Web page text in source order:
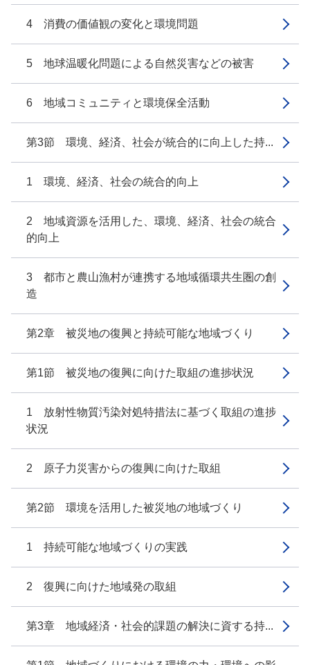
4 消費の価値観の変化と環境問題
5 地球温暖化問題による自然災害などの被害
6 地域コミュニティと環境保全活動
第3節 環境、経済、社会が統合的に向上した持...
1 環境、経済、社会の統合的向上
2 地域資源を活用した、環境、経済、社会の統合
的向上
3 都市と農山漁村が連携する地域循環共生圏の創
造
第2章 被災地の復興と持続可能な地域づくり
第1節 被災地の復興に向けた取組の進捗状況
1 放射性物質汚染対処特措法に基づく取組の進捗
状況
2 原子力災害からの復興に向けた取組
第2節 環境を活用した被災地の地域づくり
1 持続可能な地域づくりの実践
2 復興に向けた地域発の取組
第3章 地域経済・社会的課題の解決に資する持...